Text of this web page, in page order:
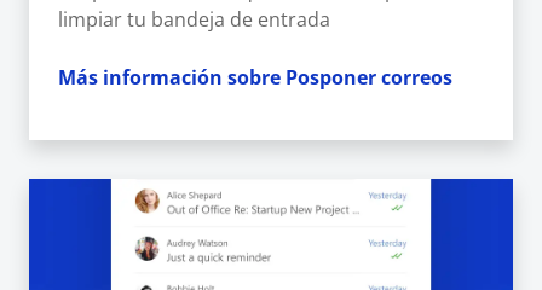
limpiar tu bandeja de entrada
Más información sobre Posponer correos